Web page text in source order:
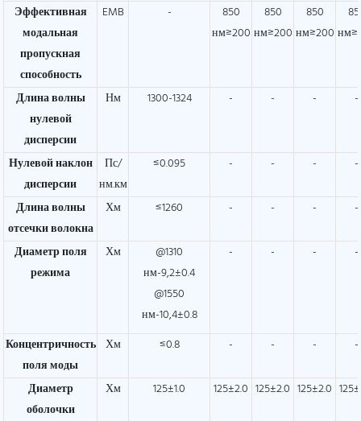
Эффективная
модальная
пропускная
способность
EMB -
850
нм≥200
850
нм≥200
850
нм≥200
Длина волны
нулевой
дисперсии
Нм 1300-1324 - - - -
Нулевой наклон
дисперсии
Пс/
нм.км
≤0.095 - - - -
Длина волны
отсечки волокна
Хм ≤1260 - - - -
Диаметр поля
режима
Хм
@1310
нм-9,2±0.4
@1550
нм-10,4±0.8
- - - -
Концентричность
поля моды
Хм ≤0.8 - - - -
Диаметр
оболочки
Хм 125±1.0 125±2.0 125±2.0 125±2.0